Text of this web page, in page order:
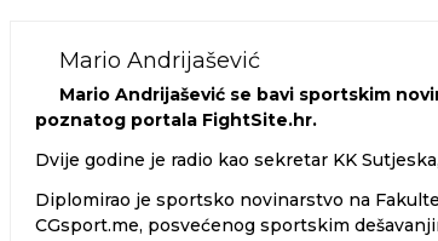
Mario Andrijašević
Mario Andrijašević se bavi sportskim
poznatog portala FightSite.hr.
Dvije godine je radio kao sekretar KK
Diplomirao je sportsko novinarstvo na
CGsport.me, posvećenog sportskim